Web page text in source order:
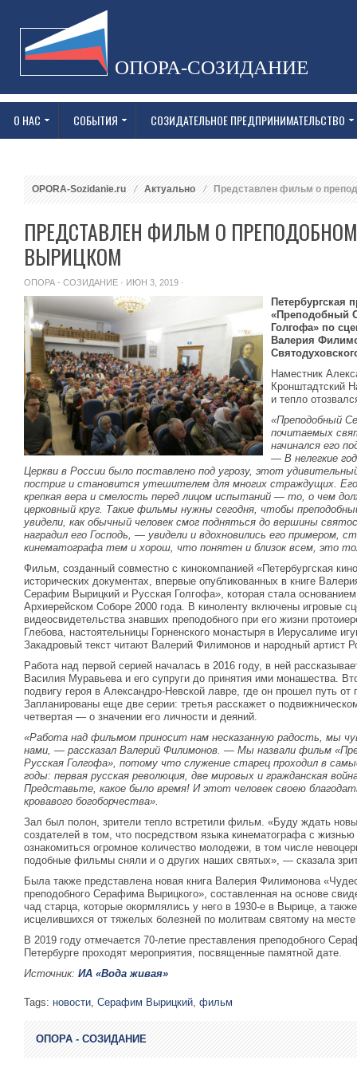
ОПОРА-СОЗИДАНИЕ
О НАС СОБЫТИЯ СОЗИДАТЕЛЬНОЕ ПРЕДПРИНИМАТЕЛЬСТВО
OPORA-Sozidanie.ru Актуально Представлен фильм о
ПРЕДСТАВЛЕН ФИЛЬМ О
ВЫРИЦКОМ
ОПОРА - СОЗИДАНИЕ · ИЮН 3, 2019 ·
Петербургская
«Преподобный
Голгофа» по
Валерия
Наместник
Кронштадтский
и тепло
«Преподобный
почитаемых
начинался его
— В нелегкие
Церкви в России было поставлено под угрозу, этот
постриг и становится утешителем для многих страждущих.
крепкая вера и смелость перед лицом испытаний — то, о чем
церковный круг. Такие фильмы нужны сегодня, чтобы
увидели, как обычный человек смог подняться до вершины
наградил его Господь, — увидели и вдохновились его примером,
кинематографа тем и хорош, что понятен и близок всем, это
Фильм, созданный совместно с кинокомпанией «Петербургская
исторических документах, впервые опубликованных в книге
Серафим Вырицкий и Русская Голгофа», которая стала
Архиерейском Соборе 2000 года. В киноленту включены игровые
видеосвидетельства знавших преподобного при его жизни
Глебова, настоятельницы Горненского монастыря в Иерусалиме
Закадровый текст читают Валерий Филимонов и народный артист
Работа над первой серией началась в 2016 году, в ней
Василия Муравьева и его супруги до принятия ими монашества.
подвигу героя в Александро-Невской лавре, где он прошел путь
Запланированы еще две серии: третья расскажет о
четвертая — о значении его личности и деяний.
«Работа над фильмом приносит нам несказанную радость, мы
нами, — рассказал Валерий Филимонов. — Мы назвали фильм
Русская Голгофа», потому что служение старец проходил в
годы: первая русская революция, две мировых и гражданская
Представьте, какое было время! И этот человек своею
кровавого богоборчества».
Зал был полон, зрители тепло встретили фильм. «Буду ждать
создателей в том, что посредством языка кинематографа с
ознакомиться огромное количество молодежи, в том числе
подобные фильмы сняли и о других наших святых», — сказала
Была также представлена новая книга Валерия Филимонова
преподобного Серафима Вырицкого», составленная на основе
чад старца, которые окормлялись у него в 1930-е в Вырице, а
исцелившихся от тяжелых болезней по молитвам святому на месте
В 2019 году отмечается 70-летие преставления преподобного
Петербурге проходят мероприятия, посвященные памятной дате.
Источник: ИА «Вода живая»
Tags: новости, Серафим Вырицкий, фильм
ОПОРА - СОЗИДАНИЕ